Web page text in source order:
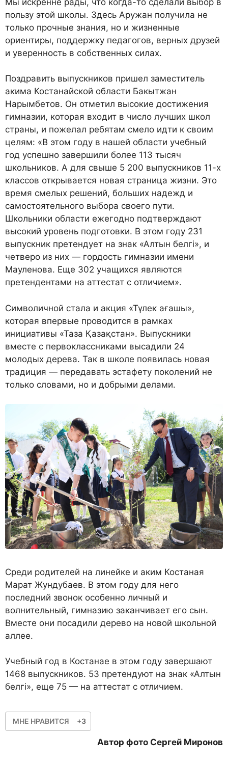
пользу этой школы. Здесь Аружан получила не
только прочные знания, но и жизненные
ориентиры, поддержку педагогов, верных друзей
и уверенность в собственных силах.
Поздравить выпускников пришел заместитель
акима Костанайской области Бакытжан
Нарымбетов. Он отметил высокие достижения
гимназии, которая входит в число лучших школ
страны, и пожелал ребятам смело идти к своим
целям: «В этом году в нашей области учебный
год успешно завершили более 113 тысяч
школьников. А для свыше 5 200 выпускников 11-х
классов открывается новая страница жизни. Это
время смелых решений, больших надежд и
самостоятельного выбора своего пути.
Школьники области ежегодно подтверждают
высокий уровень подготовки. В этом году 231
выпускник претендует на знак «Алтын белгі», и
четверо из них — гордость гимназии имени
Мауленова. Еще 302 учащихся являются
претендентами на аттестат с отличием».
Символичной стала и акция «Түлек ағашы»,
которая впервые проводится в рамках
инициативы «Таза Қазақстан». Выпускники
вместе с первоклассниками высадили 24
молодых дерева. Так в школе появилась новая
традиция — передавать эстафету поколений не
только словами, но и добрыми делами.
Среди родителей на линейке и аким Костаная
Марат Жундубаев. В этом году для него
последний звонок особенно личный и
волнительный, гимназию заканчивает его сын.
Вместе они посадили дерево на новой школьной
аллее.
Учебный год в Костанае в этом году завершают
1468 выпускников. 53 претендуют на знак «Алтын
белгі», еще 75 — на аттестат с отличием.
МНЕ НРАВИТСЯ +3
Автор фото Сергей Миронов